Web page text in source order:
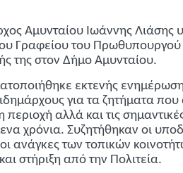
Αμυνταίου Ιωάννης Λιάσης
Γραφείου του
της στον Δήμο Αμυνταίου.
εκτενής
για τα ζητήματα
περιοχή αλλά και τις
χρόνια. Συζητήθηκαν οι
ανάγκες των τοπικών
στήριξη από την Πολιτεία.